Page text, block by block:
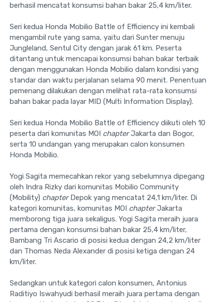
berhasil mencatat konsumsi bahan bakar 25,4 km/liter.
Seri kedua Honda Mobilio Battle of Efficiency ini kembali
mengambil rute yang sama, yaitu dari Sunter menuju
Jungleland, Sentul City dengan jarak 61 km. Peserta
ditantang untuk mencapai konsumsi bahan bakar terbaik
dengan menggunakan Honda Mobilio dalam kondisi yang
standar dan waktu perjalanan selama 90 menit. Penentuan
pemenang dilakukan dengan melihat rata-rata konsumsi
bahan bakar pada layar MID (Multi Information Display).
Seri kedua Honda Mobilio Battle of Efficiency diikuti oleh 10
peserta dari komunitas MOI chapterJakarta dan Bogor,
serta 10 undangan yang merupakan calon konsumen
Honda Mobilio.
Yogi Sagita memecahkan rekor yang sebelumnya dipegang
oleh Indra Rizky dari komunitas Mobilio Community
(Mobility) chapterDepok yang mencatat 24,1 km/liter. Di
kategori komunitas, komunitas MOI chapterJakarta
memborong tiga juara sekaligus. Yogi Sagita meraih juara
pertama dengan konsumsi bahan bakar 25,4 km/liter,
Bambang Tri Ascario di posisi kedua dengan 24,2 km/liter
dan Thomas Neda Alexander di posisi ketiga dengan 24
km/liter.
Sedangkan untuk kategori calon konsumen, Antonius
Raditiyo Iswahyudi berhasil meraih juara pertama dengan